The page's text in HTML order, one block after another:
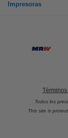
Impresoras
Todos los
This site is